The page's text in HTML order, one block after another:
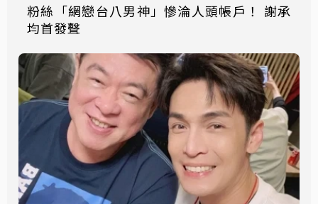
粉絲「網戀台八男神」慘淪人頭帳戶！ 謝承
均首發聲